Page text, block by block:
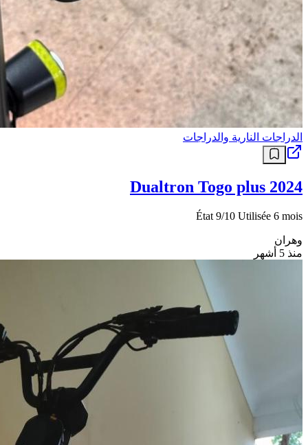
الدراجات النارية والدراجات
Dualtron Togo plus 2024
État 9/10 Utilisée 6 mois
وهران
منذ 5 أشهر